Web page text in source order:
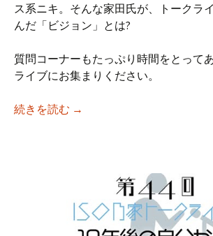
ス系ニキ。そんな家田氏が、トークラ
んだ「ビジョン」とは?
質問コーナーもたっぷり時間をとって
ライブにお集まりください。
続きを読む 【iso乃家トークライブ
→